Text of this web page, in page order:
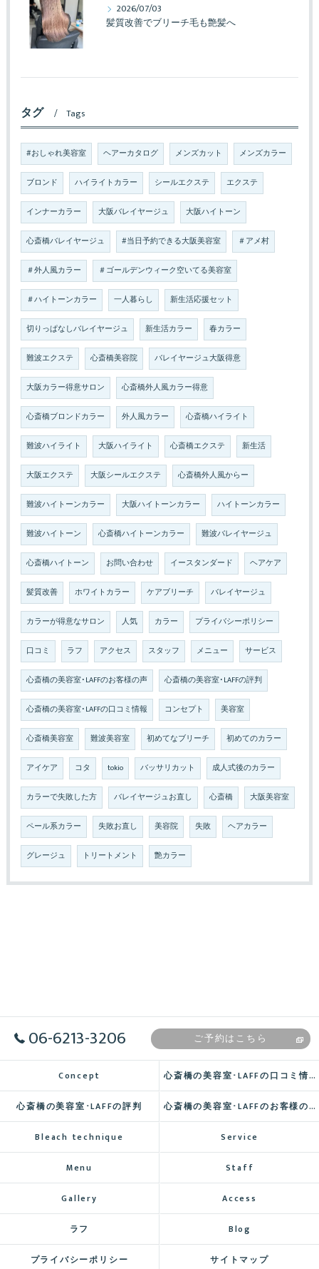
2026/07/03
髪質改善でブリーチ毛も艶髪へ
タグ Tags
#おしゃれ美容室 ヘアーカタログ メンズカット メンズカラー
ブロンド ハイライトカラー シールエクステ エクステ
インナーカラー 大阪バレイヤージュ 大阪ハイトーン
心斎橋バレイヤージュ #当日予約できる大阪美容室 ＃アメ村
＃外人風カラー ＃ゴールデンウィーク空いてる美容室
＃ハイトーンカラー 一人暮らし 新生活応援セット
切りっぱなしバレイヤージュ 新生活カラー 春カラー
難波エクステ 心斎橋美容院 バレイヤージュ大阪得意
大阪カラー得意サロン 心斎橋外人風カラー得意
心斎橋ブロンドカラー 外人風カラー 心斎橋ハイライト
難波ハイライト 大阪ハイライト 心斎橋エクステ 新生活
大阪エクステ 大阪シールエクステ 心斎橋外人風からー
難波ハイトーンカラー 大阪ハイトーンカラー ハイトーンカラー
難波ハイトーン 心斎橋ハイトーンカラー 難波バレイヤージュ
心斎橋ハイトーン お問い合わせ イースタンダード ヘアケア
髪質改善 ホワイトカラー ケアブリーチ バレイヤージュ
カラーが得意なサロン 人気 カラー プライバシーポリシー
口コミ ラフ アクセス スタッフ メニュー サービス
心斎橋の美容室･LAFFのお客様の声 心斎橋の美容室･LAFFの評判
心斎橋の美容室･LAFFの口コミ情報 コンセプト 美容室
心斎橋美容室 難波美容室 初めてなブリーチ 初めてのカラー
アイケア コタ tokio バッサリカット 成人式後のカラー
カラーで失敗した方 バレイヤージュお直し 心斎橋 大阪美容室
ペール系カラー 失敗お直し 美容院 失敗 ヘアカラー
グレージュ トリートメント 艶カラー
06-6213-3206 ご予約はこちら
Concept 心斎橋の美容室･LAFFの口コミ情報
心斎橋の美容室･LAFFの評判 心斎橋の美容室･LAFFのお客様の声
Bleach technique Service
Menu Staff
Gallery Access
ラフ Blog
プライバシーポリシー サイトマップ